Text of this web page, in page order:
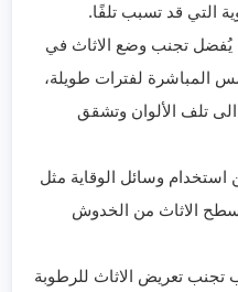
التي قد تسبب تلفًا.
تجنب وضع الاثاث في
المباشرة لفترات طويلة،
تلف الألوان وتشقق
استخدام وسائل الوقاية مثل
أسطح الاثاث من الخدوش
تجنب تعريض الاثاث للرطوبة